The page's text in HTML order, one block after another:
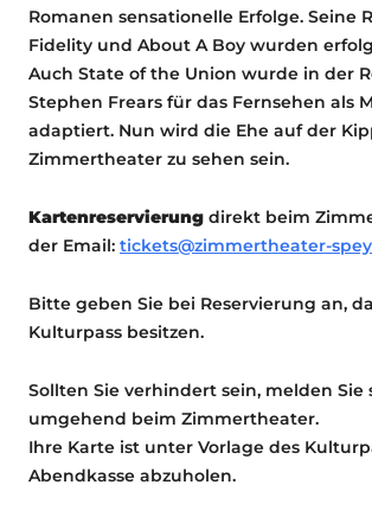
Romanen sensationelle Erfolge. Seine
Fidelity und About A Boy wurden
Auch State of the Union wurde in der
Stephen Frears für das Fernsehen als
adaptiert. Nun wird die Ehe auf der
Zimmertheater zu sehen sein.
Kartenreservierung direkt beim
der Email: tickets@zimmertheater-
Bitte geben Sie bei Reservierung an,
Kulturpass besitzen.
Sollten Sie verhindert sein, melden Sie
umgehend beim Zimmertheater.
Ihre Karte ist unter Vorlage des
Abendkasse abzuholen.